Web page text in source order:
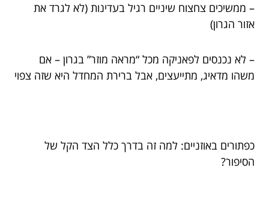
– ממשיכים צחצוח שיניים רגיל בעדינות (לא לגרד את
אזור הגרון)
– לא נכנסים לפאניקה מכל “מראה מוזר” בגרון – אם
משהו מדאיג, מתייעצים, אבל ברירת המחדל היא שזה צפוי
כפתורים באוזניים: למה זה בדרך כלל הצד הקל של
הסיפור?